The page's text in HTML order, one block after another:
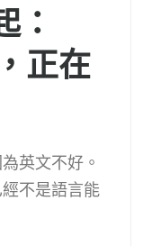
：
正在
英文不好。
不是語言能